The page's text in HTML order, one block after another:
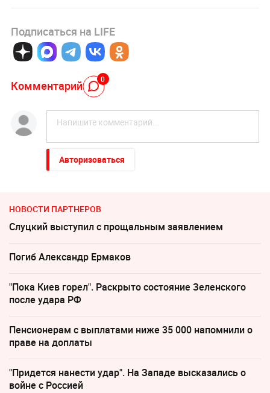
Подписаться на LIFE
Комментарий 0
Авторизоваться
НОВОСТИ ПАРТНЕРОВ
Слуцкий выступил с прощальным заявлением
Погиб Александр Ермаков
"Пока Киев горел". Раскрыто состояние Зеленского
после удара РФ
Пенсионерам с выплатами ниже 35 000 напомнили о
праве на доплаты
"Придется нанести удар". На Западе высказались о
войне с Россией